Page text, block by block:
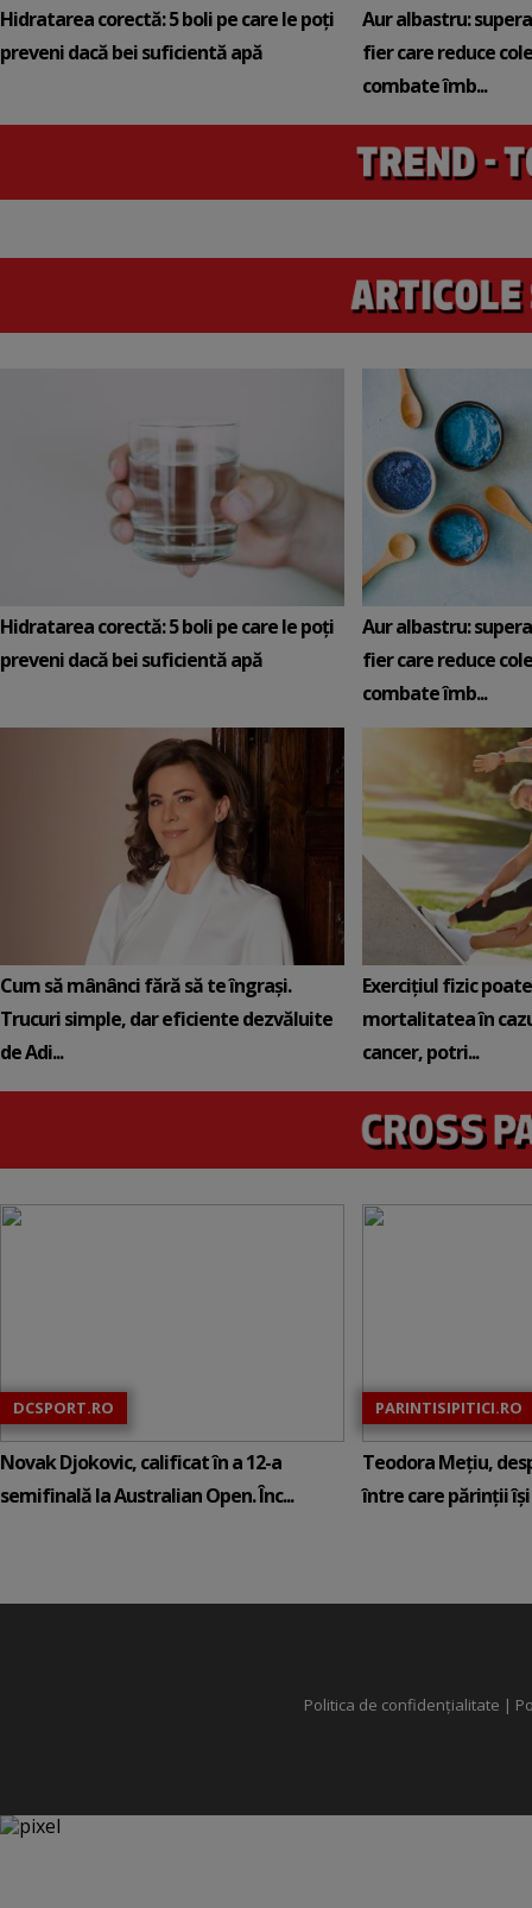
Hidratarea corectă: 5 boli pe care le poți
preveni dacă bei suficientă apă
Aur albastru:
fier care reduce
combate îmb...
Hidratarea corectă: 5 boli pe care le poți
preveni dacă bei suficientă apă
Aur albastru:
fier care reduce
combate îmb...
Cum să mânânci fără să te îngrași.
Trucuri simple, dar eficiente dezvăluite
de Adi...
Exercițiul fizic
mortalitatea în
cancer, potri...
DCSPORT.RO
Novak Djokovic, calificat în a 12-a
semifinală la Australian Open. Înc...
PARINTISIPITICI.RO
Teodora Mețiu,
între care părinții își
Politica de confidențialitate |